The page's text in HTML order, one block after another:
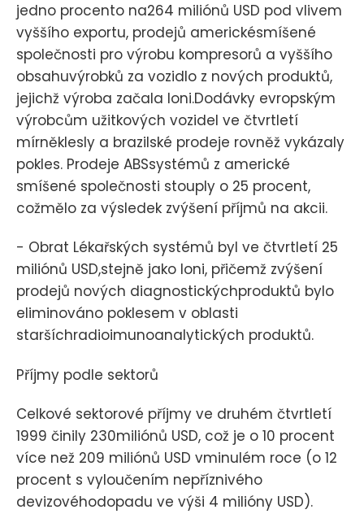
jedno procento na264 miliónů USD pod vlivem
vyššího exportu, prodejů americkésmíšené
společnosti pro výrobu kompresorů a vyššího
obsahuvýrobků za vozidlo z nových produktů,
jejichž výroba začala loni.Dodávky evropským
výrobcům užitkových vozidel ve čtvrtletí
mírněklesly a brazilské prodeje rovněž vykázaly
pokles. Prodeje ABSsystémů z americké
smíšené společnosti stouply o 25 procent,
cožmělo za výsledek zvýšení příjmů na akcii.
- Obrat Lékařských systémů byl ve čtvrtletí 25
miliónů USD,stejně jako loni, přičemž zvýšení
prodejů nových diagnostickýchproduktů bylo
eliminováno poklesem v oblasti
staršíchradioimunoanalytických produktů.
Příjmy podle sektorů
Celkové sektorové příjmy ve druhém čtvrtletí
1999 činily 230miliónů USD, což je o 10 procent
více než 209 miliónů USD vminulém roce (o 12
procent s vyloučením nepříznivého
devizovéhodopadu ve výši 4 milióny USD).